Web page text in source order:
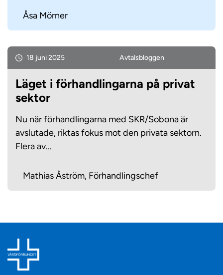
Åsa Mörner
18 juni 2025 Avtals­bloggen
Läget i förhandlingarna på privat
sektor
Nu när förhandlingarna med SKR/Sobona är
avslutade, riktas fokus mot den privata sektorn.
Flera av...
Mathias Åström, Förhandlingschef